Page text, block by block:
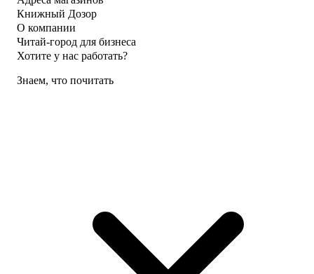
Книжный Дозор
О компании
Читай-город для бизнеса
Хотите у нас работать?
Знаем, что почитать